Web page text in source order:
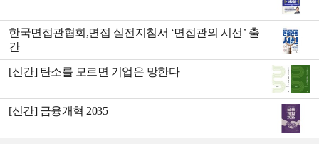
한국면접관협회,면접 실전지침서 ‘면접관의 시선’ 출
간
[신간] 탄소를 모르면 기업은 망한다
[신간] 금융개혁 2035